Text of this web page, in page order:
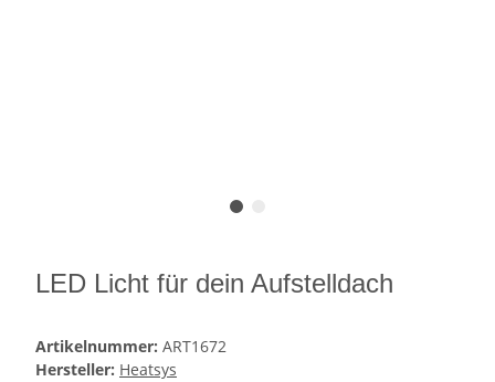
LED Licht für dein Aufstelldach
Artikelnummer: ART1672
Hersteller: Heatsys